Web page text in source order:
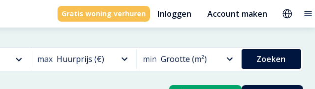
Gratis woning verhuren Inloggen Account maken
max Huurprijs (€) min Grootte (m²) Zoeken